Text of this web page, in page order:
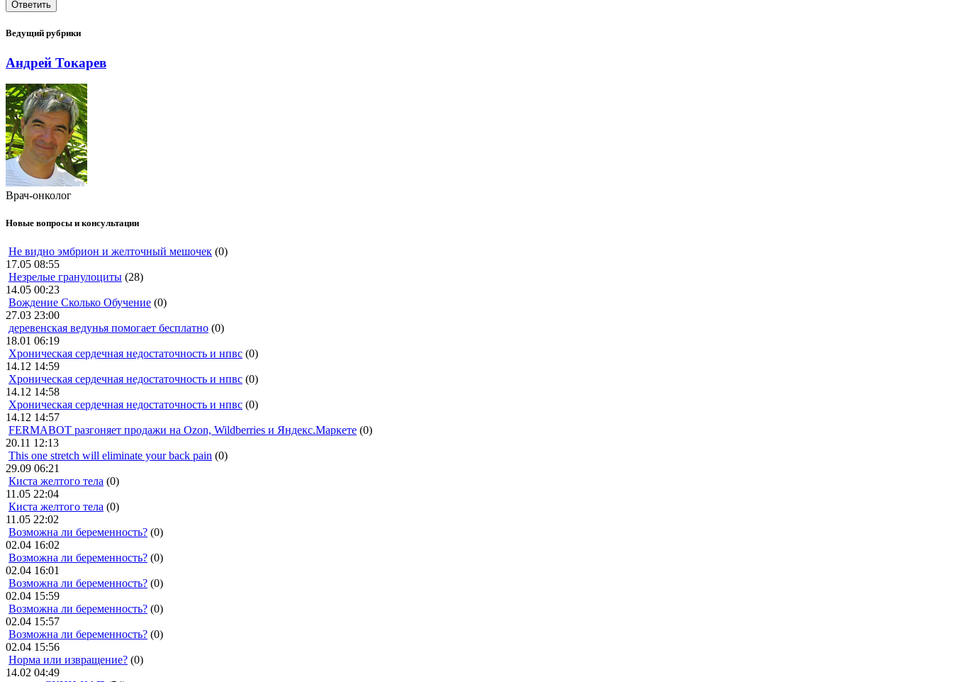
Ведущий рубрики
Андрей Токарев
Врач-онколог
Новые вопросы и консультации
Не видно эмбрион и желточный мешочек (0)
17.05 08:55
Незрелые гранулоциты (28)
14.05 00:23
Вождение Сколько Обучение (0)
27.03 23:00
деревенская ведунья помогает бесплатно (0)
18.01 06:19
Хроническая сердечная недостаточность и нпвс (0)
14.12 14:59
Хроническая сердечная недостаточность и нпвс (0)
14.12 14:58
Хроническая сердечная недостаточность и нпвс (0)
14.12 14:57
FERMABOT разгоняет продажи на Ozon, Wildberries и Яндекс.Маркете (0)
20.11 12:13
This one stretch will eliminate your back pain (0)
29.09 06:21
Киста желтого тела (0)
11.05 22:04
Киста желтого тела (0)
11.05 22:02
Возможна ли беременность? (0)
02.04 16:02
Возможна ли беременность? (0)
02.04 16:01
Возможна ли беременность? (0)
02.04 15:59
Возможна ли беременность? (0)
02.04 15:57
Возможна ли беременность? (0)
02.04 15:56
Норма или извращение? (0)
14.02 04:49